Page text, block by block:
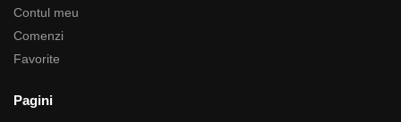
Contul meu
Comenzi
Favorite
Pagini